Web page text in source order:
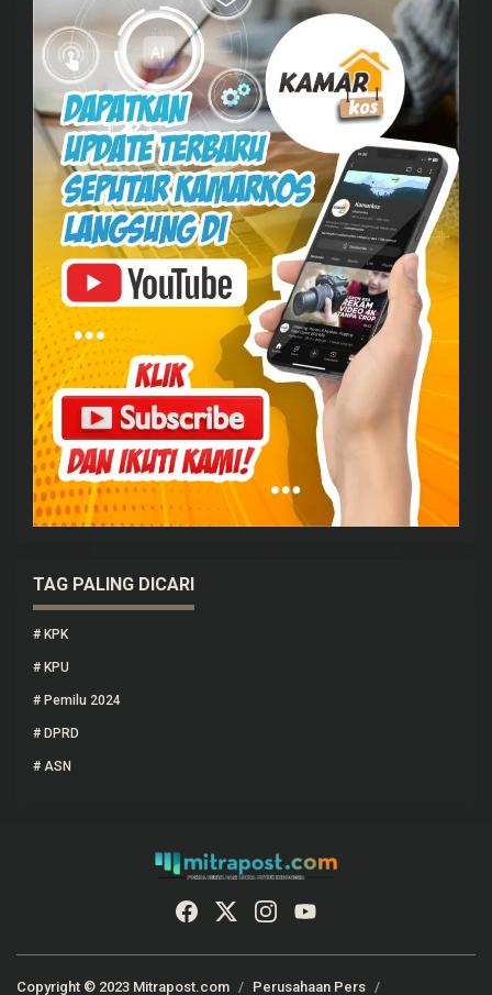
TAG PALING DICARI
# KPK
# KPU
# Pemilu 2024
# DPRD
# ASN
Copyright © 2023 Mitrapost.com Perusahaan Pers